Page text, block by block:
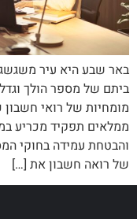
באר שבע היא עיר
ביתם של מספר הולך
מומחיות של רואי
ממלאים תפקיד מכריע
והבטחת עמידה בחוקי
של רואה חשבון את […]